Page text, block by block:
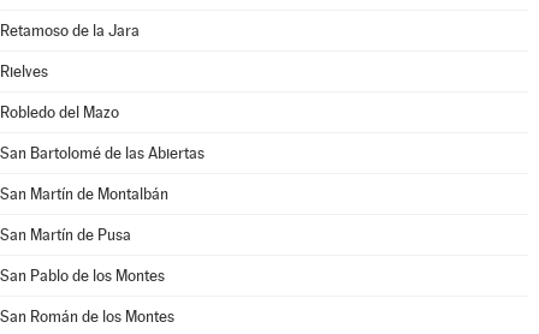
Retamoso de la Jara
Rielves
Robledo del Mazo
San Bartolomé de las Abiertas
San Martín de Montalbán
San Martín de Pusa
San Pablo de los Montes
San Román de los Montes